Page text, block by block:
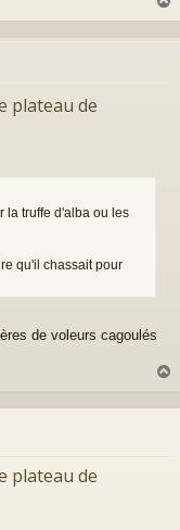
a
plateau de
la truffe d'alba ou les
qu'il chassait pour
de voleurs cagoulés
u
plateau de